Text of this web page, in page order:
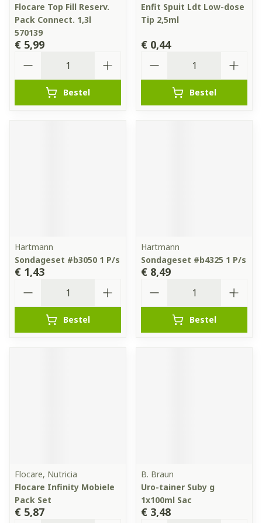
Flocare Top Fill Reserv.
Pack Connect. 1,3l
570139
€ 5,99
Bestel
Enfit Spuit Ldt Low-dose
Tip 2,5ml
€ 0,44
Bestel
Hartmann
Sondageset #b3050 1 P/s
€ 1,43
Bestel
Hartmann
Sondageset #b4325 1 P/s
€ 8,49
Bestel
Flocare, Nutricia
Flocare Infinity Mobiele
Pack Set
€ 5,87
B. Braun
Uro-tainer Suby g
1x100ml Sac
€ 3,48